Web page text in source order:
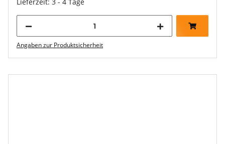
Angaben zur Produktsicherheit